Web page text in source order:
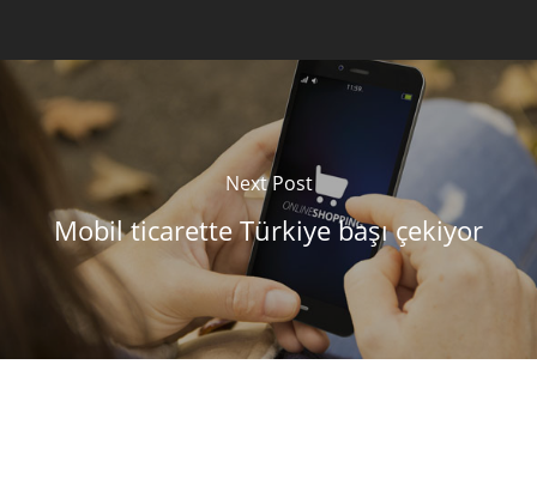
Next Post
Mobil ticarette Türkiye başı çekiyor